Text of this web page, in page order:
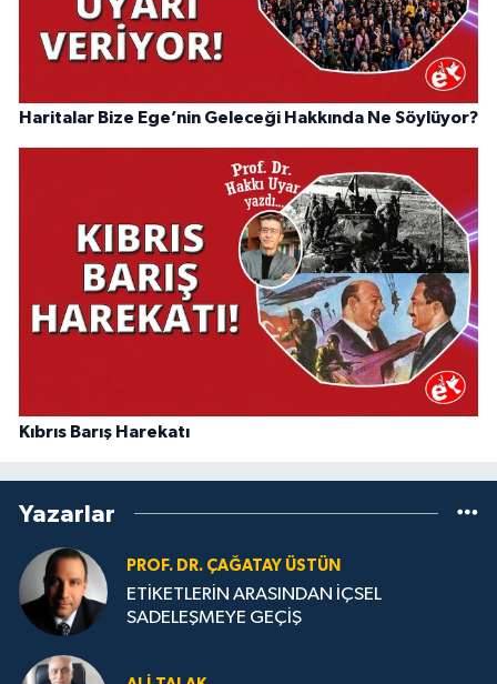
Haritalar Bize Ege’nin Geleceği Hakkında Ne Söylüyor?
Kıbrıs Barış Harekatı
Yazarlar
PROF. DR. ÇAĞATAY ÜSTÜN
ETİKETLERİN ARASINDAN İÇSEL
SADELEŞMEYE GEÇİŞ